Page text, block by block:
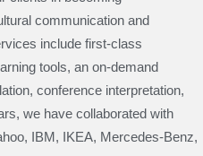
communication and
include first-class
tools, an on-demand
conference interpretation,
we have collaborated with
IBM, IKEA, Mercedes-Benz,